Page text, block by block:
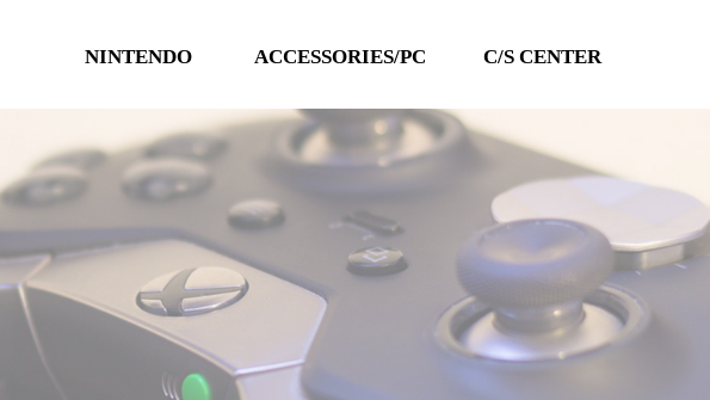
NINTENDO
타이틀
악세사리
ACCESSORIES/PC
TECHLINE
PC 타이틀
C/S CENTER
이벤트
Q&A
자료실
A/S 문의